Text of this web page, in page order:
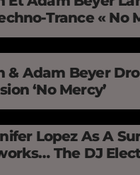
Trance « No
& Adam Beyer
‘No Mercy’
Lopez As A
The DJ